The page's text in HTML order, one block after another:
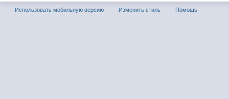
Использовать мобильную версию Изменить стиль Помощь